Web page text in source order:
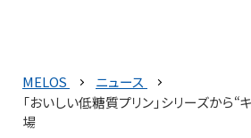
MELOS
ニュース
「おいしい低糖質プリン」シリーズから“
場